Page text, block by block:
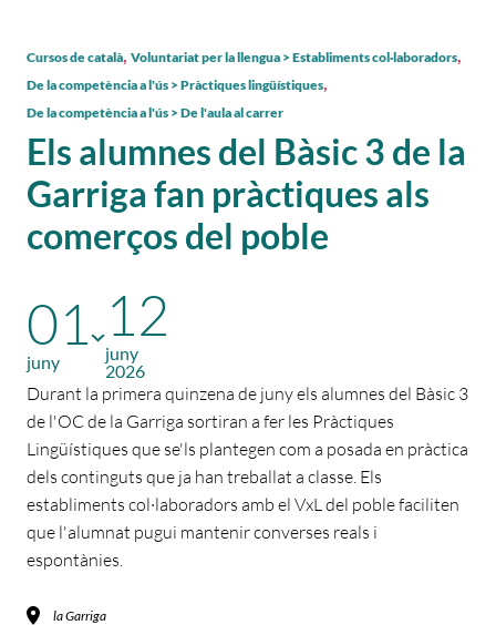
Els alumnes del Bàsic 3 de la
Garriga fan pràctiques als
comerços del poble
Cursos de català, Voluntariat per la llengua > Establiments col·laboradors,
De la competència a l'ús > Pràctiques lingüístiques,
De la competència a l'ús > De l'aula al carrer
01
juny
12
juny
2026
Durant la primera quinzena de juny els alumnes del Bàsic 3
de l'OC de la Garriga sortiran a fer les Pràctiques
Lingüístiques que se'ls plantegen com a posada en pràctica
dels continguts que ja han treballat a classe. Els
establiments col·laboradors amb el VxL del poble faciliten
que l'alumnat pugui mantenir converses reals i
espontànies.
la Garriga